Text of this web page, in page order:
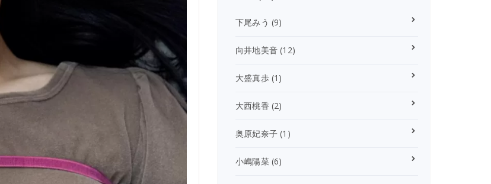
下尾みう (9)
向井地美音 (12)
大盛真歩(1)
大西桃香 (2)
奥原妃奈子 (1)
小嶋陽菜(6)